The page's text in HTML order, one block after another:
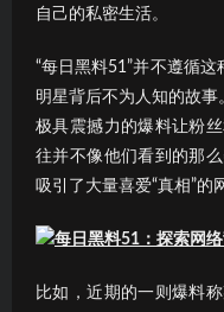
自己的私密生活。
“每日黑料51”并不遵循这
明星背后不为人知的故事
极具震撼力的爆料让粉
往并不像他们看到的那
吸引了大量喜爱“真相”的
比如，近期的一则爆料